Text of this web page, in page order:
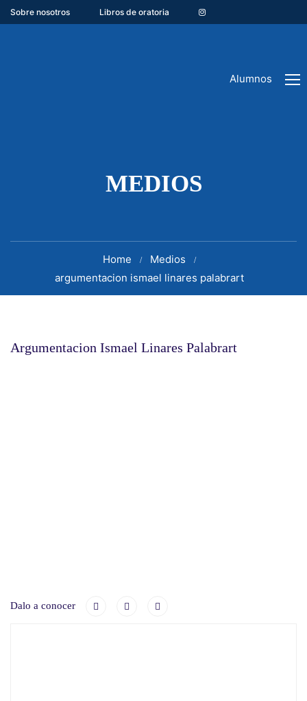
Sobre nosotros Libros de oratoria
Alumnos
MEDIOS
Home
Medios
argumentacion ismael linares palabrart
Argumentacion Ismael Linares Palabrart
Dalo a conocer